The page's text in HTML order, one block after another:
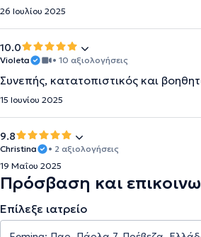
26 Ιουλίου 2025
10.0
Violeta • 10 αξιολογήσεις
Συνεπής, κατατοπιστικός και
15 Ιουνίου 2025
9.8
Christina
• 2 αξιολογήσεις
19 Μαΐου 2025
Πρόσβαση και
Επίλεξε ιατρείο